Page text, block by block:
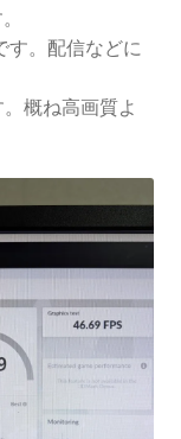
す。配信などに
概ね高画質よ